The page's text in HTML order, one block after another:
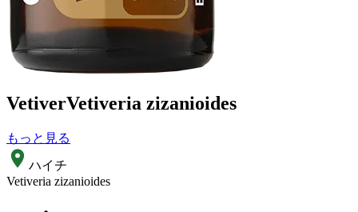
VetiverVetiveria zizanioides
もっと見る
ハイチ
Vetiveria zizanioides